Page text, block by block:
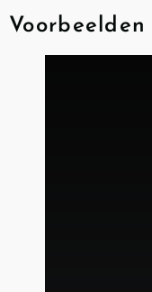
Voorbeelden